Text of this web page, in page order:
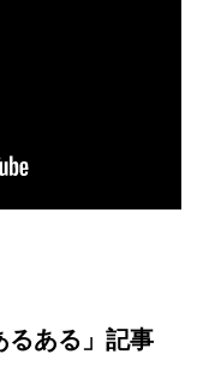
ある」記事